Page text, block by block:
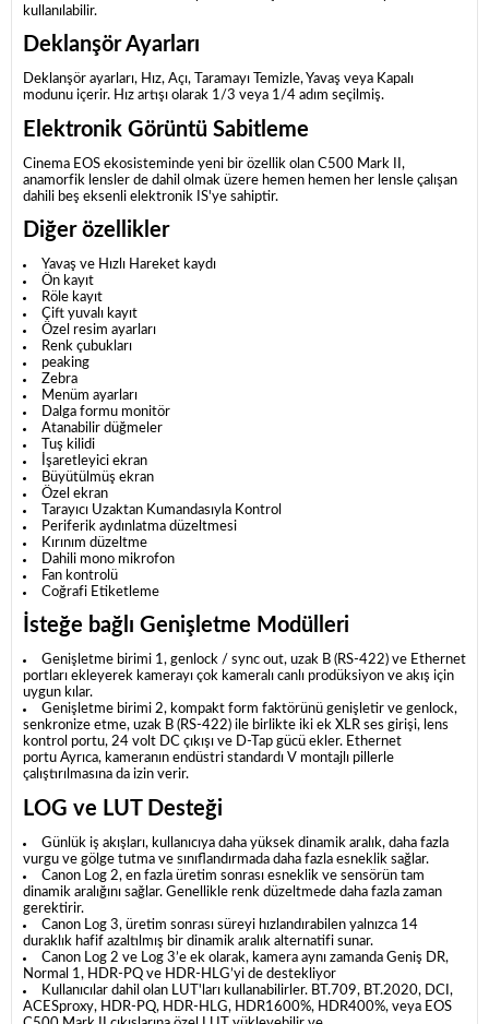
kullanılabilir.
Deklanşör Ayarları
Deklanşör ayarları, Hız, Açı, Taramayı Temizle, Yavaş veya Kapalı
modunu içerir. Hız artışı olarak 1/3 veya 1/4 adım seçilmiş.
Elektronik Görüntü Sabitleme
Cinema EOS ekosisteminde yeni bir özellik olan C500 Mark II,
anamorfik lensler de dahil olmak üzere hemen hemen her lensle çalışan
dahili beş eksenli elektronik IS'ye sahiptir.
Diğer özellikler
Yavaş ve Hızlı Hareket kaydı
Ön kayıt
Röle kayıt
Çift yuvalı kayıt
Özel resim ayarları
Renk çubukları
peaking
Zebra
Menüm ayarları
Dalga formu monitör
Atanabilir düğmeler
Tuş kilidi
İşaretleyici ekran
Büyütülmüş ekran
Özel ekran
Tarayıcı Uzaktan Kumandasıyla Kontrol
Periferik aydınlatma düzeltmesi
Kırınım düzeltme
Dahili mono mikrofon
Fan kontrolü
Coğrafi Etiketleme
İsteğe bağlı Genişletme Modülleri
Genişletme birimi 1, genlock / sync out, uzak B (RS-422) ve Ethernet
portları ekleyerek kamerayı çok kameralı canlı prodüksiyon ve akış için
uygun kılar.
Genişletme birimi 2, kompakt form faktörünü genişletir ve genlock,
senkronize etme, uzak B (RS-422) ile birlikte iki ek XLR ses girişi, lens
kontrol portu, 24 volt DC çıkışı ve D-Tap gücü ekler. Ethernet
portu Ayrıca, kameranın endüstri standardı V montajlı pillerle
çalıştırılmasına da izin verir.
LOG ve LUT Desteği
Günlük iş akışları, kullanıcıya daha yüksek dinamik aralık, daha fazla
vurgu ve gölge tutma ve sınıflandırmada daha fazla esneklik sağlar.
Canon Log 2, en fazla üretim sonrası esneklik ve sensörün tam
dinamik aralığını sağlar. Genellikle renk düzeltmede daha fazla zaman
gerektirir.
Canon Log 3, üretim sonrası süreyi hızlandırabilen yalnızca 14
duraklık hafif azaltılmış bir dinamik aralık alternatifi sunar.
Canon Log 2 ve Log 3’e ek olarak, kamera aynı zamanda Geniş DR,
Normal 1, HDR-PQ ve HDR-HLG’yi de destekliyor
Kullanıcılar dahil olan LUT'ları kullanabilirler. BT.709, BT.2020, DCI,
ACESproxy, HDR-PQ, HDR-HLG, HDR1600%, HDR400%, veya EOS